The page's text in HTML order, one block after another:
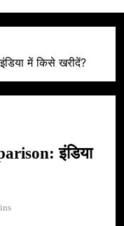
में किसे खरीदें?
इंडिया